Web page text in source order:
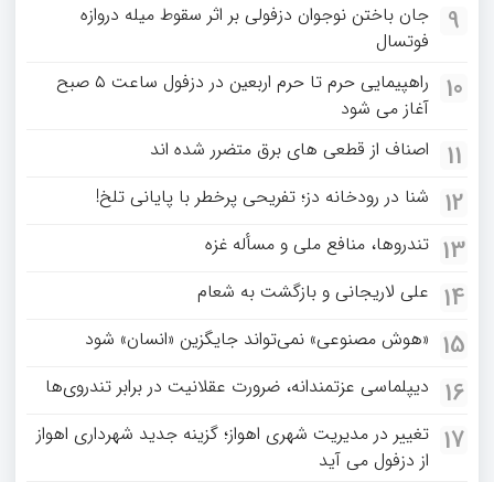
9
جان باختن نوجوان دزفولی بر اثر سقوط میله دروازه
فوتسال
10
راهپیمایی حرم تا حرم اربعین در دزفول ساعت ۵ صبح
آغاز می شود
11 اصناف از قطعی های برق متضرر شده اند
12 شنا در رودخانه دز؛ تفریحی پرخطر با پایانی تلخ!
13 تندروها، منافع ملی و مسأله غزه
14 علی لاریجانی و بازگشت به شعام
15 «هوش مصنوعی» نمی‌تواند جایگزین «انسان» شود
16 دیپلماسی عزتمندانه، ضرورت عقلانیت در برابر تندروی‌ها
17 تغییر در مدیریت شهری اهواز؛ گزینه جدید شهرداری اهواز
از دزفول می آید